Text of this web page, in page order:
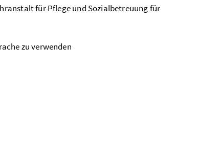
für Pflege und Sozialbetreuung für
zu verwenden